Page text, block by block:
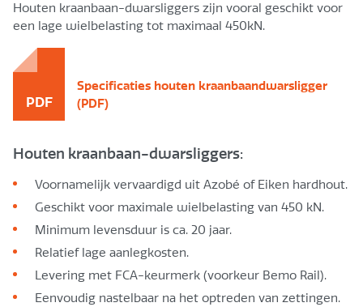
Houten kraanbaan-dwarsliggers zijn vooral geschikt voor
een lage wielbelasting tot maximaal 450kN.
PDF
Specificaties houten kraanbaandwarsligger
(PDF)
Houten kraanbaan-dwarsliggers:
Voornamelijk vervaardigd uit Azobé of Eiken hardhout.
Geschikt voor maximale wielbelasting van 450 kN.
Minimum levensduur is ca. 20 jaar.
Relatief lage aanlegkosten.
Levering met FCA-keurmerk (voorkeur Bemo Rail).
Eenvoudig nastelbaar na het optreden van zettingen.